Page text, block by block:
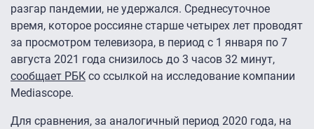
разгар пандемии, не удержался. Среднесуточное
время, которое россияне старше четырех лет проводят
за просмотром телевизора, в период с 1 января по 7
августа 2021 года снизилось до 3 часов 32 минут,
сообщает РБК со ссылкой на исследование компании
Mediascope.
Для сравнения, за аналогичный период 2020 года, на